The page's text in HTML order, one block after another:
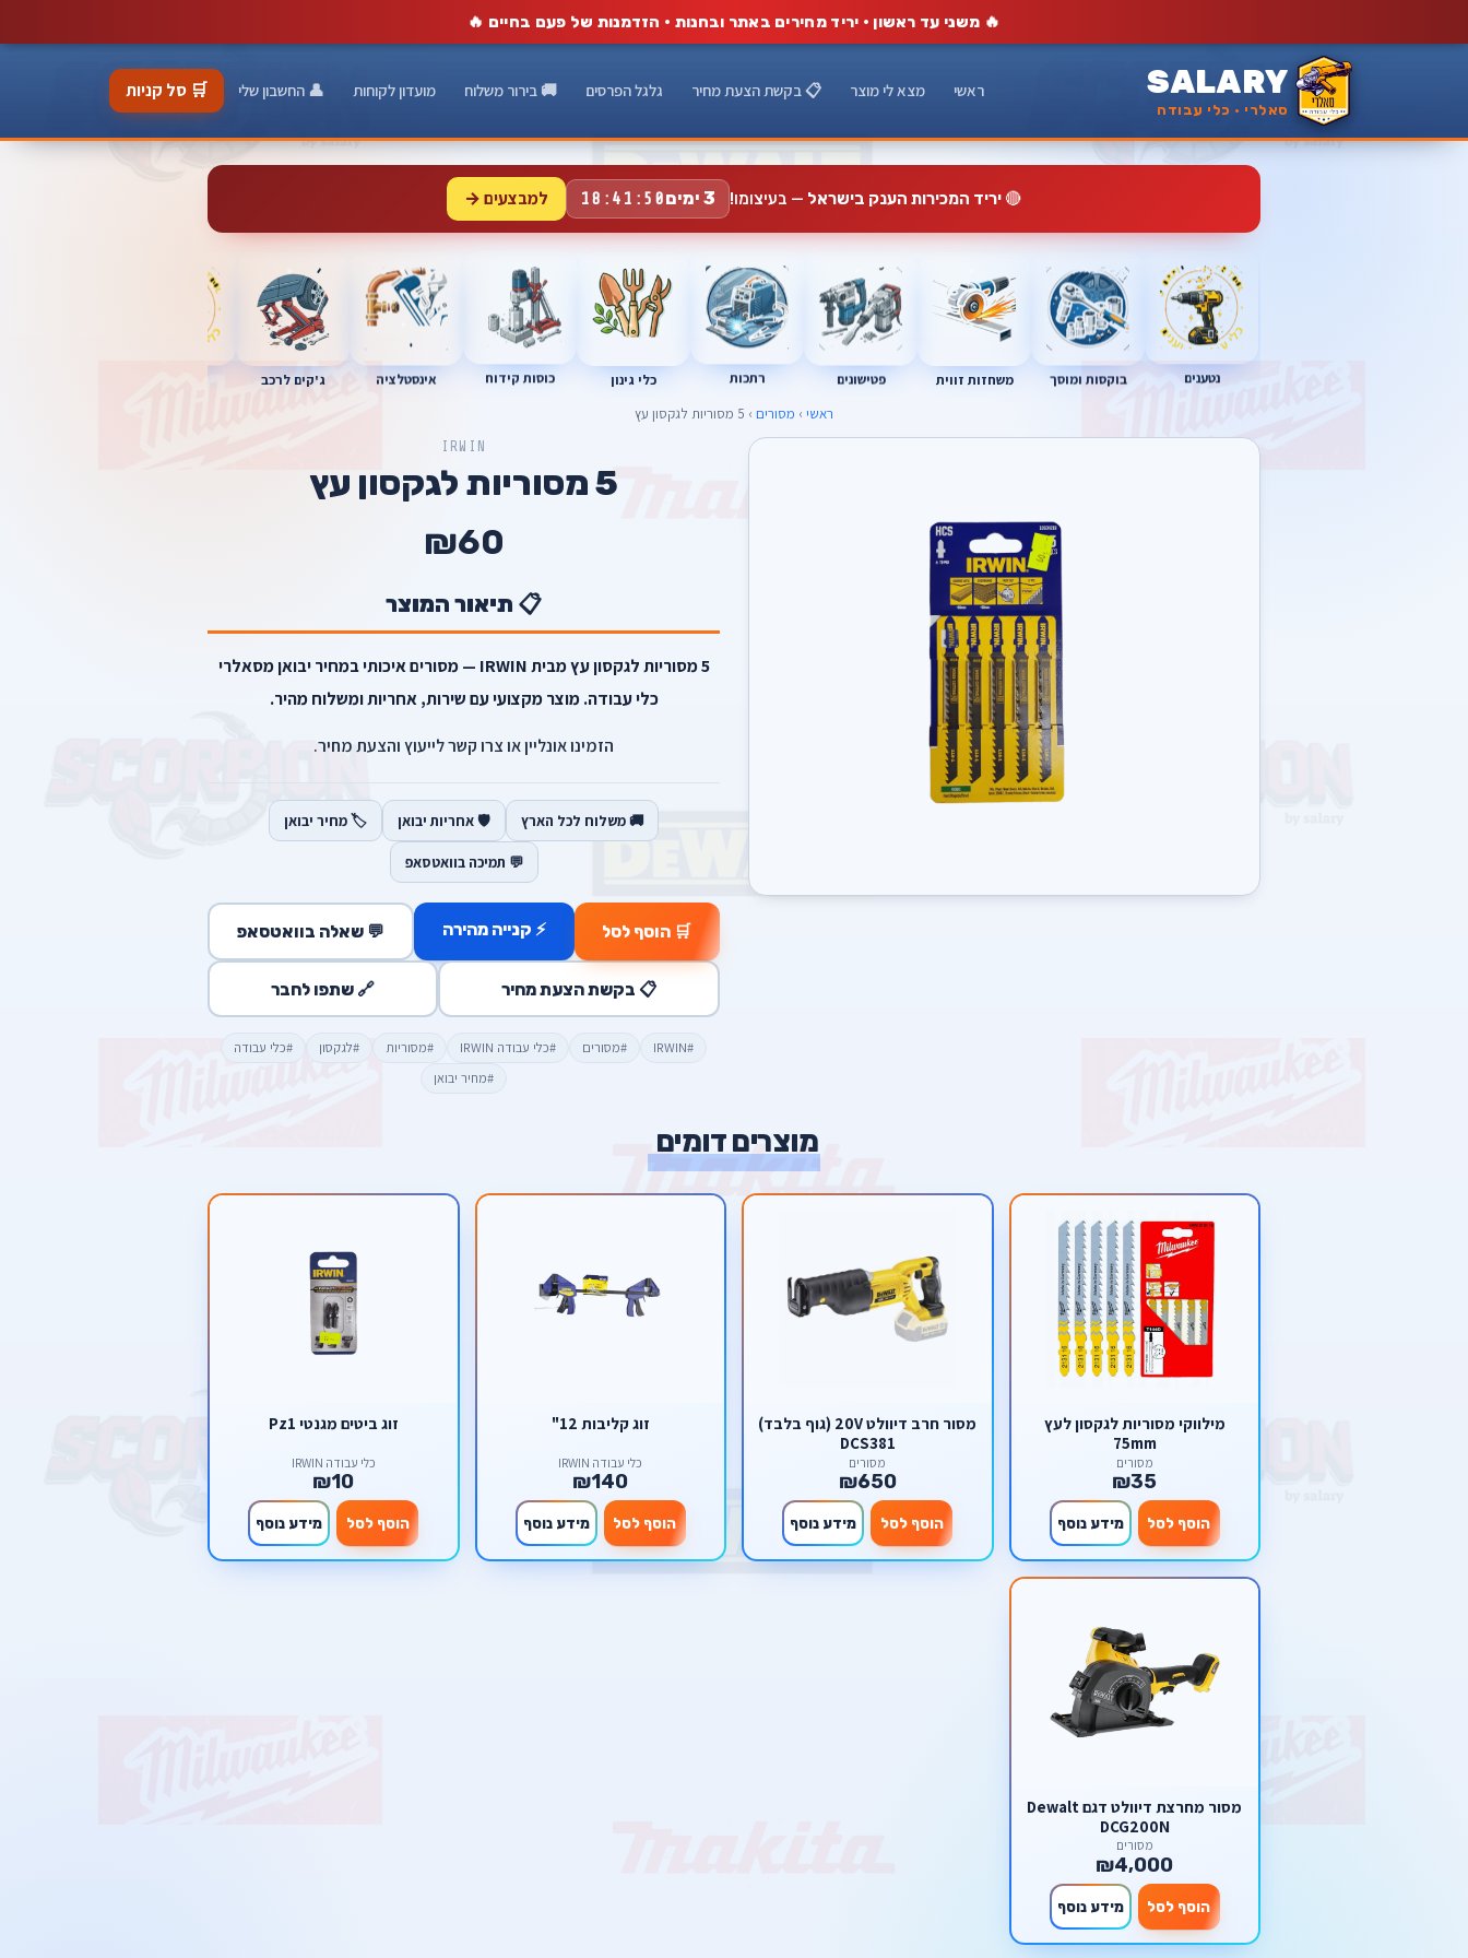
🔥 משני עד ראשון · יריד מחירים באתר ובחנות · הזדמנות של פעם בחיים 🔥
SALARY
סאלרי · כלי עבודה
ראשי מצא לי מוצר 📋 בקשת הצעת מחיר גלגל הפרסים 🚚 בירור משלוח מועדון לקוחות 👤 החשבון שלי 🛒 סל קניות
🔴יריד המכירות הענק בישראל — בעיצומו! 3 ימים 18:41:49 למבצעים →
נטענים בוקסות ומוסך משחזות זווית פטישונים רתכות כלי גינון כוסות קידוח אינסטלציה ג'קים לרכב
ראשי › מסורים › 5 מסוריות לגקסון עץ
IRWIN
5 מסוריות לגקסון עץ
₪60
📋 תיאור המוצר
5 מסוריות לגקסון עץ מבית IRWIN — מסורים איכותי במחיר יבואן מסאלרי
כלי עבודה. מוצר מקצועי עם שירות, אחריות ומשלוח מהיר.
הזמינו אונליין או צרו קשר לייעוץ והצעת מחיר.
🚚 משלוח לכל הארץ 🛡️ אחריות יבואן 🏷️ מחיר יבואן
💬 תמיכה בוואטסאפ
🛒 הוסף לסל ⚡ קנייה מהירה 💬 שאלה בוואטסאפ
📋 בקשת הצעת מחיר 🔗 שתפו לחבר
#IRWIN #מסורים #כלי עבודה IRWIN #מסוריות #לגקסון
#כלי עבודה
#מחיר יבואן
מוצרים דומים
מילווקי מסוריות לגקסון לעץ
75mm
מסורים
₪35
הוסף לסל מידע נוסף
מסור חרב דיוולט 20V (גוף בלבד)
DCS381
מסורים
₪650
הוסף לסל מידע נוסף
זוג קליבות 12"
כלי עבודה IRWIN
₪140
הוסף לסל מידע נוסף
זוג ביטים מגנטי Pz1
כלי עבודה IRWIN
₪10
הוסף לסל מידע נוסף
מסור ‏מחרצת דיוולט דגם Dewalt
DCG200N
מסורים
₪4,000
הוסף לסל מידע נוסף